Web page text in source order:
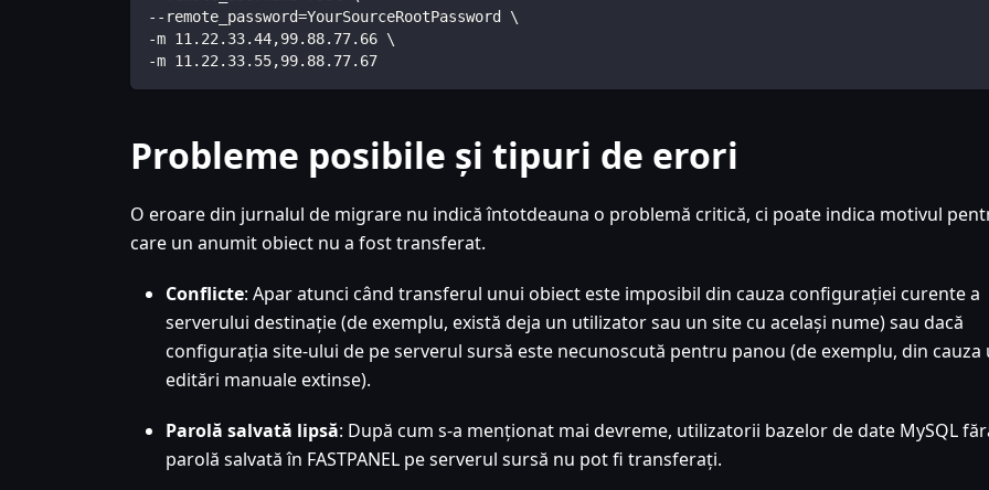
--remote_password=YourSourceRootPassword \
-m 11.22.33.44,99.88.77.66 \
-m 11.22.33.55,99.88.77.67
Probleme posibile și tipuri de erori
O eroare din jurnalul de migrare nu indică întotdeauna o problemă critică, ci poate indica motivul
care un anumit obiect nu a fost transferat.
Conflicte: Apar atunci când transferul unui obiect este imposibil din cauza configurației curente a
serverului destinație (de exemplu, există deja un utilizator sau un site cu același nume) sau dacă
configurația site-ului de pe serverul sursă este necunoscută pentru panou (de exemplu, din cauza
editări manuale extinse).
Parolă salvată lipsă: După cum s-a menționat mai devreme, utilizatorii bazelor de date MySQL
parolă salvată în FASTPANEL pe serverul sursă nu pot fi transferați.